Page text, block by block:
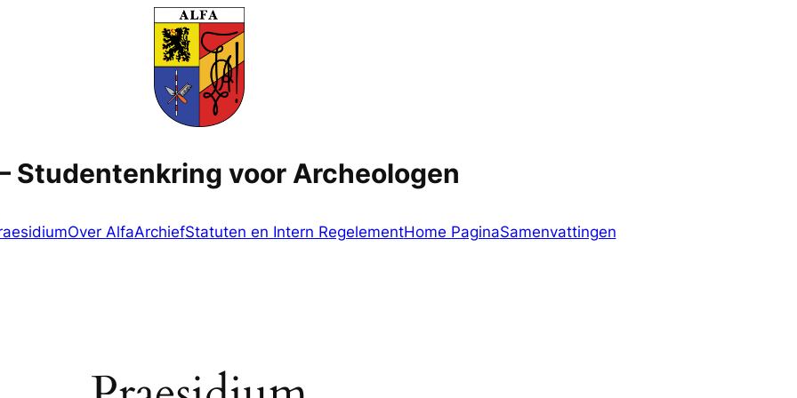
Studentenkring voor Archeologen
Over AlfaArchiefStatuten en Intern RegelementHome PaginaSamenvattingen